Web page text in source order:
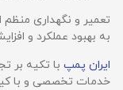
تعمیر و نگهداری منظم
به بهبود عملکرد و
ایران پمپ با تکیه بر
خدمات تخصصی و با